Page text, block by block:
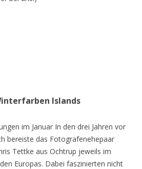
Islands
im Januar In den drei Jahren vor
bereiste das Fotografenehepaar
Tettke aus Ochtrup jeweils im
Europas. Dabei faszinierten nicht